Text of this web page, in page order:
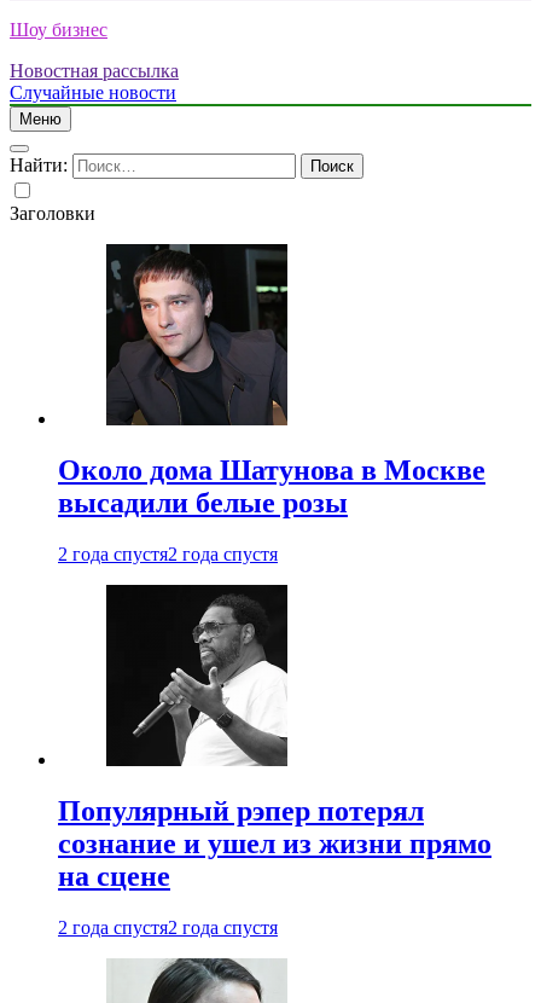
Шоу бизнес
Новостная рассылка
Случайные новости
Меню
Найти:
Заголовки
Около дома Шатунова в Москве
высадили белые розы
2 года спустя2 года спустя
Популярный рэпер потерял
сознание и ушел из жизни прямо
на сцене
2 года спустя2 года спустя